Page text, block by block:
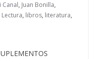
Canal, Juan Bonilla,
Lectura, libros, literatura,